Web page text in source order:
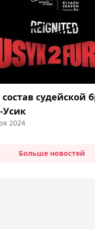
судейской
2024
Больше новостей